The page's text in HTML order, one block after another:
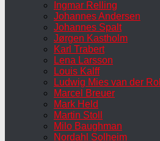
Ingmar Relling
Johannes Andersen
Johannes Spalt
Jørgen Kastholm
Karl Trabert
Lena Larsson
Louis Kalff
Ludwig Mies van der
Marcel Breuer
Mark Held
Martin Stoll
Milo Baughman
Nordahl Solheim